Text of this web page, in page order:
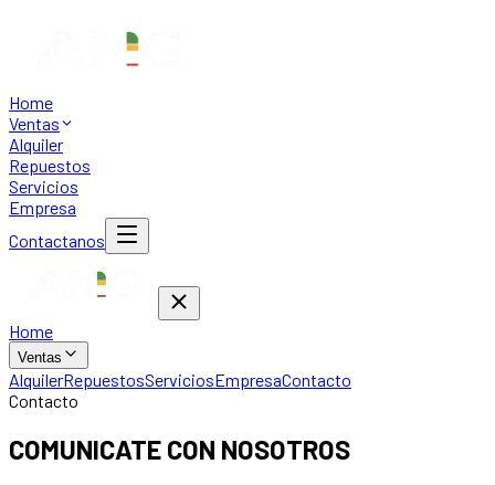
Home
Ventas
Alquiler
Repuestos
Servicios
Empresa
Contactanos
Home
Ventas
AlquilerRepuestosServiciosEmpresaContacto
Contacto
COMUNICATE CON NOSOTROS